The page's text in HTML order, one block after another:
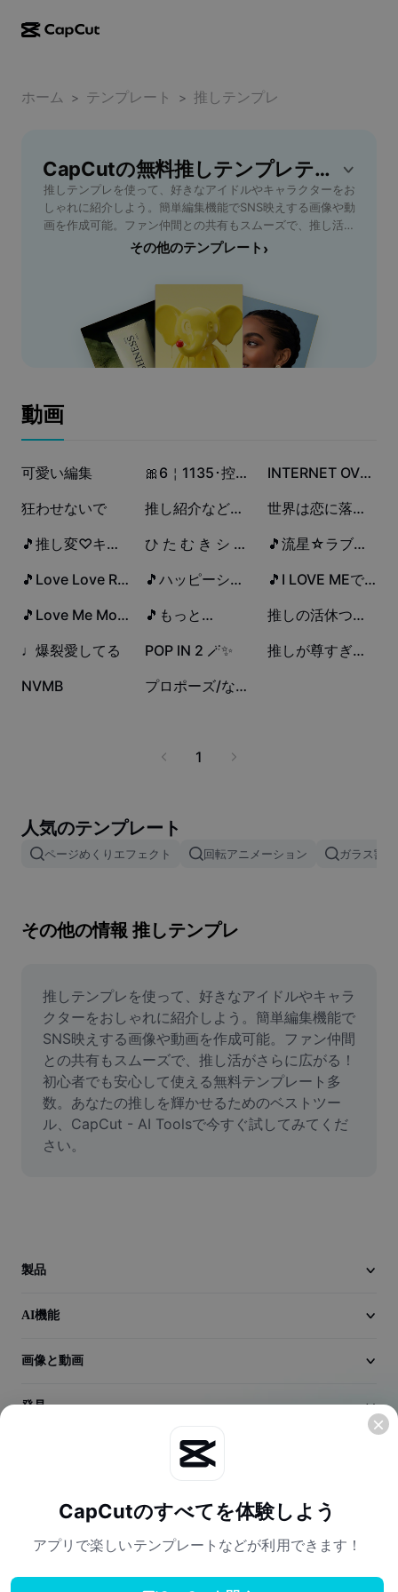
CapCutデスクトップ
CapCut Pad
CapCutモバイル
動画スタジオ
AI動画ジェネレーター
AI画像ジェネレーター
Dreamina Seedance 2.5
Nano Banana Pro
自動キャプション
キャプションテンプレート
画像結合
画像サイズ変更
ミームジェネレーター
AI Text Remover
AI People Remover
AI Inpainting
Face Cutout
品質向上
動画エディター
動画のトリミング
動画エディター＆ジェネレーター
画像エディター＆ジェネレーター
音声ジェネレーター＆エディター
ユースケース
マーケティング
その他
ソーシャルメディアのテンプレート
その他
カレンダーのテンプレート
アニバーサリーのテンプレート
エフェクトのテンプレート
産業のテンプレート
振り返りのテンプレート
取り組み
アフィリエイト
パイオニアプログラム
クリエイティブパートナープログラム
CapCutクリエイティブキャンパス
トラストセンター
ヘルプセンター
ニュースルーム
CapCutの利用規約について
Dreamina Seedance 2.0 Launch
ホーム > テンプレート > 推しテンプレ
CapCutの無料推しテンプレテンプレート
推しテンプレを使って、好きなアイドルやキャラクターをお
しゃれに紹介しよう。簡単編集機能でSNS映えする画像や動
画を作成可能。ファン仲間との共有もスムーズで、推し活が
さらに広がる！初心者でも安心して使える無料テンプレート
その他のテンプレート ›
動画
4.7万
可愛い編集 4.6万 🎀6￤1135･控えめに言って神❤︎ 4万 INTERNET OVERDOSE┊︎3枚
3.1万
狂わせないで 2.2万 推し紹介などに！！ 2.2万 世界は恋に落ちている
1.8万 🎵推し変♡キャンセル 1.7万 ひ た む き シ ン デ レ ラ 6206 🎵流星☆ラブビーム！
5584 🎵Love Love Re:boot 4865 🎵ハッピーシンセサイザ 3195 🎵I LOVE MEでいられるように
2079 🎵Love Me More 1824
🎵もっと… 897 推しの活休つらすぎる
876
♩爆裂愛してる 728
POP lN 2 🪄︎︎✨ 535 推しが尊すぎて困っている
379
NVMB 330 プロポーズ/なとり
1
人気のテンプレート
ページめくりエフェクト 回転アニメーション ガラス割
その他の情報 推しテンプレ
推しテンプレを使って、好きなアイドルやキャラ
クターをおしゃれに紹介しよう。簡単編集機能で
SNS映えする画像や動画を作成可能。ファン仲間
との共有もスムーズで、推し活がさらに広がる！
初心者でも安心して使える無料テンプレート多
数。あなたの推しを輝かせるためのベストツー
ル、CapCut - AI Toolsで今すぐ試してみてくだ
さい。
製品
AI機能
画像と動画
発見
CapCutのすべてを体験しよう
アプリで楽しいテンプレートなどが利用できます！